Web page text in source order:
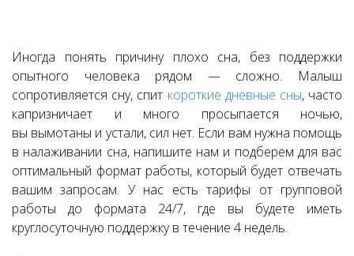
Иногда понять причину плохо сна, без поддержки
опытного человека рядом — сложно. Малыш
сопротивляется сну, спит короткие дневные сны, часто
капризничает и много просыпается ночью,
вы вымотаны и устали, сил нет. Если вам нужна помощь
в налаживании сна, напишите нам и подберем для вас
оптимальный формат работы, который будет отвечать
вашим запросам. У нас есть тарифы от групповой
работы до формата 24/7, где вы будете иметь
круглосуточную поддержку в течение 4 недель.